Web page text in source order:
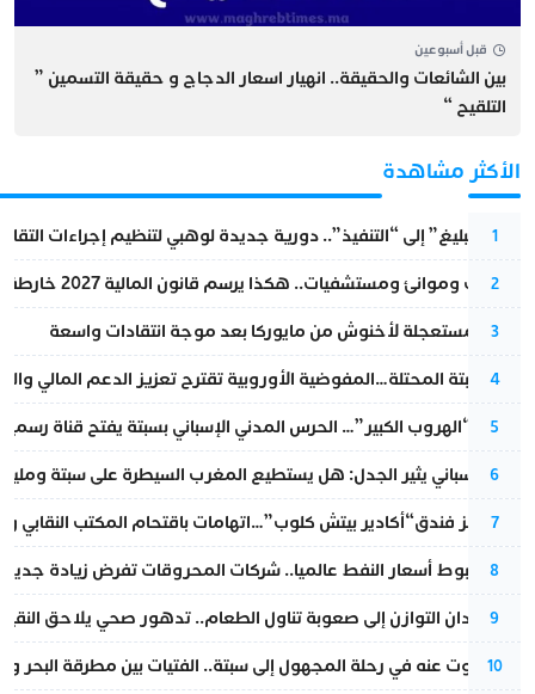
قبل أسبوعين
بين الشائعات والحقيقة.. انهيار اسعار الدجاج و حقيقة التسمين ”
التلقيح “
الأكثر مشاهدة
1
من “التبليغ” إلى “التنفيذ”.. دورية جديدة لوهبي لتنظيم إجراءات
2
قطارات وموانئ ومستشفيات.. هكذا يرسم قانون المالية 2027 خارطة المغرب المقبل
3
عودة مستعجلة لأخنوش من مايوركا بعد موجة انتقادات واسعة
4
أزمة سبتة المحتلة…المفوضية الأوروبية تقترح تعزيز الدعم المالي
5
عملية “الهروب الكبير”… الحرس المدني الإسباني بسبتة يفتح قناة
6
تقرير إسباني يثير الجدل: هل يستطيع المغرب السيطرة على سبتة
7
أزمة تهز فندق“أكادير بيتش كلوب”…اتهامات باقتحام المكتب النقابي
8
رغم هبوط أسعار النفط عالميا.. شركات المحروقات تفرض زيادة
9
من فقدان التوازن إلى صعوبة تناول الطعام.. تدهور صحي يلاحق النقيب
10
المسكوت عنه في رحلة المجهول إلى سبتة.. الفتيات بين مطرقة البحر